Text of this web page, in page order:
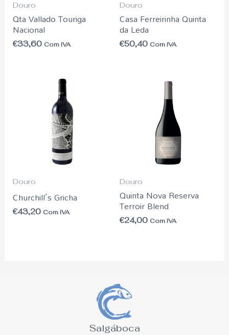
Douro
Qta Vallado Touriga
Nacional
€33,60 Com IVA
Douro
Casa Ferreirinha Quinta
da Leda
€50,40 Com IVA
Douro
Churchill´s Gricha
€43,20 Com IVA
Douro
Quinta Nova Reserva
Terroir Blend
€24,00 Com IVA
Salgáboca